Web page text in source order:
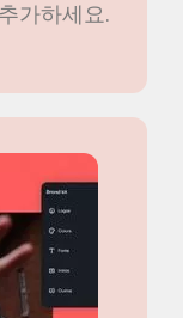
가하세요.